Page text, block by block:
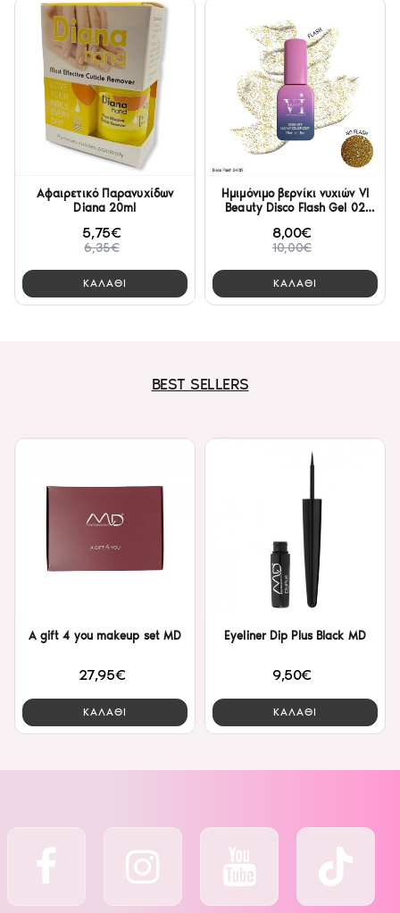
Αφαιρετικό Παρανυχίδων
Diana 20ml
5,75€
6,35€
ΚΑΛΑΘΙ
Ημιμόνιμο βερνίκι νυχιών VI
Beauty Disco Flash Gel 02
8,00€
10,00€
ΚΑΛΑΘΙ
BEST SELLERS
A gift 4 you makeup set MD
27,95€
ΚΑΛΑΘΙ
Eyeliner Dip Plus Black MD
9,50€
ΚΑΛΑΘΙ